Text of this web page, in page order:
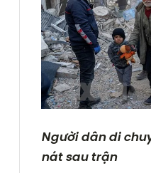
Người dân di
nát sau trận